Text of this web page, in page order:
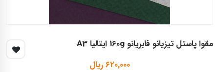
مقوا پاستل تیزیانو فابریانو 160g ایتالیا A3
۶۲۰,۰۰۰ ریال